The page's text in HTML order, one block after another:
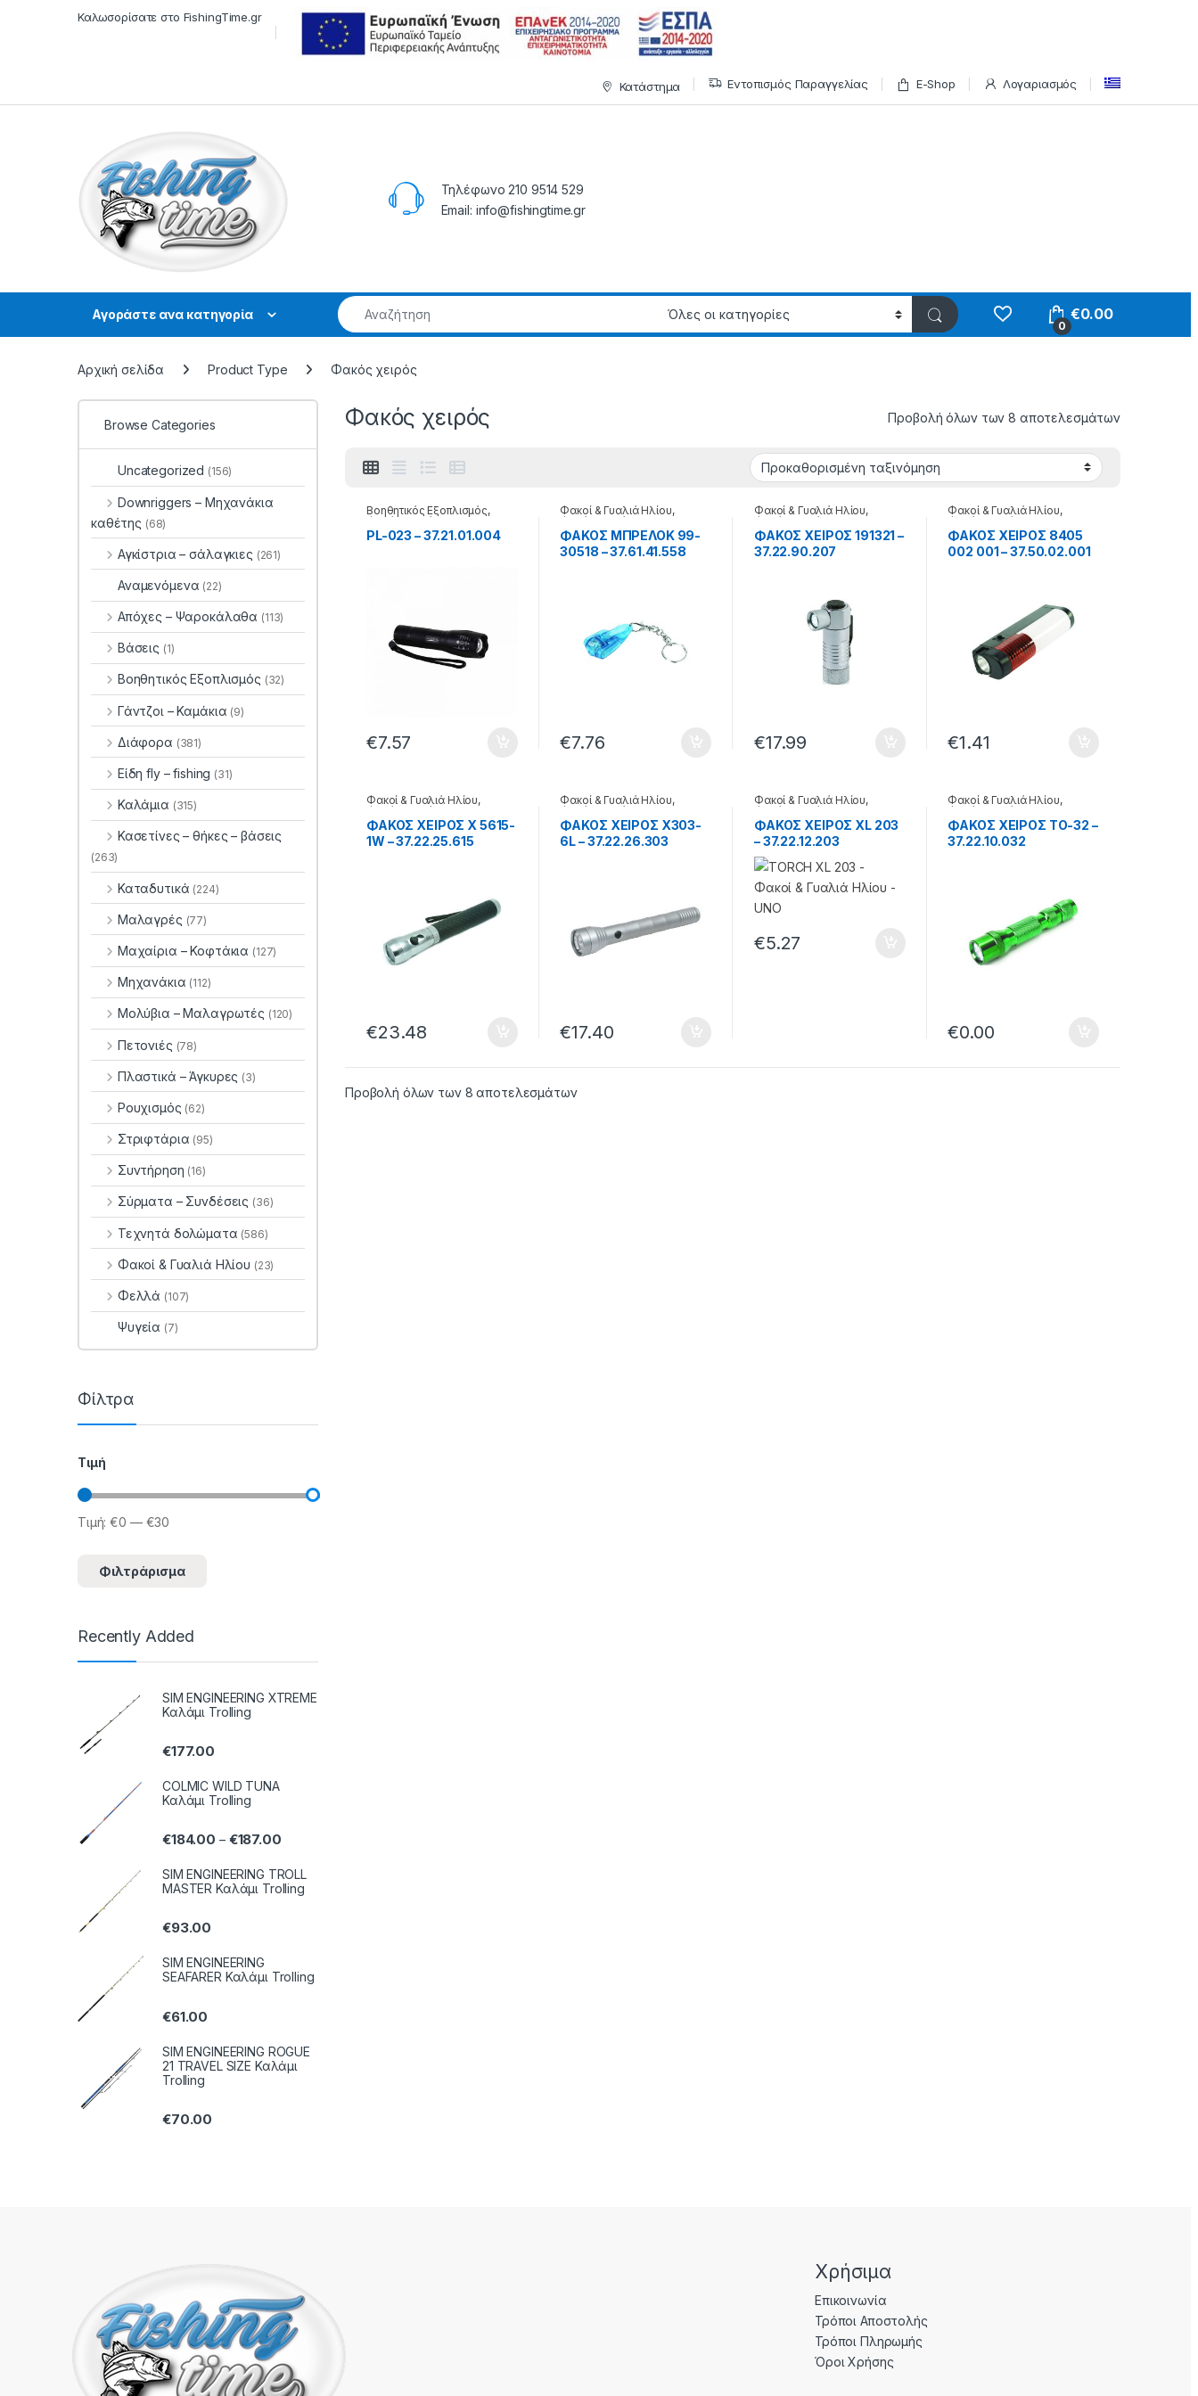
Καλωσορίσατε στο FishingTime.gr
Κατάστημα Εντοπισμός Παραγγελίας E-Shop Λογαριασμός
Τηλέφωνο 210 9514 529
Email: info@fishingtime.gr
Αγοράστε ανα κατηγορία
0
€0.00
Αρχική σελίδα Product Type Φακός χειρός
Φακός χειρός Προβολή όλων των 8 αποτελεσμάτων
Βοηθητικός Εξοπλισμός,
Φακός χειρός
PL-023 – 37.21.01.004
€7.57
Φακοί & Γυαλιά Ηλίου,
Φακός χειρός
ΦΑΚΟΣ ΜΠΡΕΛΟΚ 99-
30518 – 37.61.41.558
€7.76
Φακοί & Γυαλιά Ηλίου,
Φακός χειρός
ΦΑΚΟΣ ΧΕΙΡΟΣ 191321 –
37.22.90.207
€17.99
Φακοί & Γυαλιά Ηλίου,
Φακός χειρός
ΦΑΚΟΣ ΧΕΙΡΟΣ 8405
002 001 – 37.50.02.001
€1.41
Φακοί & Γυαλιά Ηλίου,
Φακός χειρός
ΦΑΚΟΣ ΧΕΙΡΟΣ X 5615-
1W – 37.22.25.615
€23.48
Φακοί & Γυαλιά Ηλίου,
Φακός χειρός
ΦΑΚΟΣ ΧΕΙΡΟΣ X303-
6L – 37.22.26.303
€17.40
Φακοί & Γυαλιά Ηλίου,
Φακός χειρός
ΦΑΚΟΣ ΧΕΙΡΟΣ XL 203
– 37.22.12.203
€5.27
Φακοί & Γυαλιά Ηλίου,
Φακός χειρός
ΦΑΚΟΣ ΧΕΙΡΟΣ ΤΟ-32 –
37.22.10.032
€0.00
Προβολή όλων των 8 αποτελεσμάτων
Browse Categories
Uncategorized (156)
Downriggers – Μηχανάκια
καθέτης (68)
Αγκίστρια – σάλαγκιες (261)
Αναμενόμενα (22)
Απόχες – Ψαροκάλαθα (113)
Βάσεις (1)
Βοηθητικός Εξοπλισμός (32)
Γάντζοι – Καμάκια (9)
Διάφορα (381)
Είδη fly – fishing (31)
Καλάμια (315)
Κασετίνες – θήκες – βάσεις
(263)
Καταδυτικά (224)
Μαλαγρές (77)
Μαχαίρια – Κοφτάκια (127)
Μηχανάκια (112)
Μολύβια – Μαλαγρωτές (120)
Πετονιές (78)
Πλαστικά – Άγκυρες (3)
Ρουχισμός (62)
Στριφτάρια (95)
Συντήρηση (16)
Σύρματα – Συνδέσεις (36)
Τεχνητά δολώματα (586)
Φακοί & Γυαλιά Ηλίου (23)
Φελλά (107)
Ψυγεία (7)
Φίλτρα
Τιμή
Ελάχιστη τιμή
Μέγιστη τιμή
Φιλτράρισμα
Τιμή:€0 — €30
Recently Added
SIM ENGINEERING XTREME
Καλάμι Trolling
€177.00
COLMIC WILD TUNA
Καλάμι Trolling
€184.00 – €187.00
SIM ENGINEERING TROLL
MASTER Καλάμι Trolling
€93.00
SIM ENGINEERING
SEAFARER Καλάμι Trolling
€61.00
SIM ENGINEERING ROGUE
21 TRAVEL SIZE Καλάμι
Trolling
€70.00
Χρήσιμα
Επικοινωνία
Τρόποι Αποστολής
Τρόποι Πληρωμής
Όροι Χρήσης